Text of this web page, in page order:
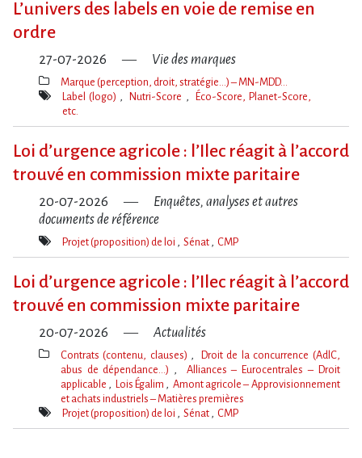
L’univers des labels en voie de remise en
ordre
27-07-2026 Vie des marques
Thèmes(s)
Marque (perception, droit, stratégie…) – MN-MDD…
Mot(s)-
Label (logo) Nutri-Score
Éco-Score, Planet-Score,
etc.
Loi d​‌’urgence agricole : l​‌’Ilec réagit à l​‌’accord
trouvé en commission mixte paritaire
20-07-2026
Enquêtes, analyses et autres
documents de référence
Mot(s)-
Projet (proposition) de loi Sénat CMP
Loi d​‌’urgence agricole : l​‌’Ilec réagit à l​‌’accord
trouvé en commission mixte paritaire
20-07-2026 Actualités
Thèmes(s)
Contrats (contenu, clauses)
Droit de la concurrence (AdlC,
abus de dépendance…)
Alliances – Eurocentrales – Droit
applicable
Lois Égalim
Amont agricole – Approvisionnement
et achats industriels – Matières premières
Mot(s)-
Projet (proposition) de loi Sénat CMP